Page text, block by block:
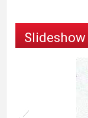
Slideshow